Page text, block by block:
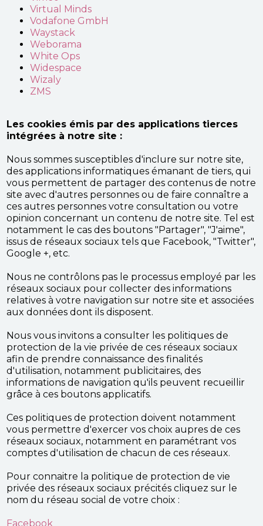
Virtual Minds
Vodafone GmbH
Waystack
Weborama
White Ops
Widespace
Wizaly
ZMS
Les cookies émis par des applications tierces
intégrées à notre site :
Nous sommes susceptibles d'inclure sur notre site,
des applications informatiques émanant de tiers, qui
vous permettent de partager des contenus de notre
site avec d'autres personnes ou de faire connaître a
ces autres personnes votre consultation ou votre
opinion concernant un contenu de notre site. Tel est
notamment le cas des boutons "Partager", "J'aime",
issus de réseaux sociaux tels que Facebook, "Twitter",
Google +, etc.
Nous ne contrôlons pas le processus employé par les
réseaux sociaux pour collecter des informations
relatives à votre navigation sur notre site et associées
aux données dont ils disposent.
Nous vous invitons a consulter les politiques de
protection de la vie privée de ces réseaux sociaux
afin de prendre connaissance des finalités
d'utilisation, notamment publicitaires, des
informations de navigation qu'ils peuvent recueillir
grâce à ces boutons applicatifs.
Ces politiques de protection doivent notamment
vous permettre d'exercer vos choix aupres de ces
réseaux sociaux, notamment en paramétrant vos
comptes d'utilisation de chacun de ces réseaux.
Pour connaitre la politique de protection de vie
privée des réseaux sociaux précités cliquez sur le
nom du réseau social de votre choix :
Facebook